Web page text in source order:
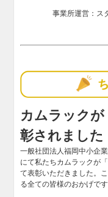
事業所運営：ス
カムラック
彰されました
一般社団法人福岡中小企
にて私たちカムラックが
て表彰いただきました。
る全ての皆様のおかげで